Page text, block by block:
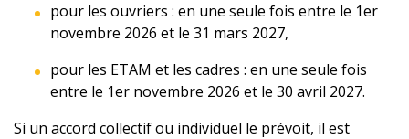
pour les ouvriers : en une seule fois entre le 1er
novembre 2026 et le 31 mars 2027,
pour les ETAM et les cadres : en une seule fois
entre le 1er novembre 2026 et le 30 avril 2027.
Si un accord collectif ou individuel le prévoit, il est